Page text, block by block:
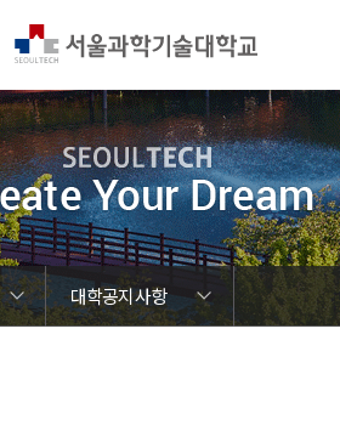
대학공지사항
대학정보알림
정보공개
정보서비스안내
온라인민원센터
청렴행정
갑질신고센터
유실물 센터
SEOULTECH광장
대학공지사항
학사공지
장학공지
대학원공지
취업공지
대학입찰
채용정보
공모/외부행사
등록금심의위원회
코로나바이러스19 대응안내
재정위원회